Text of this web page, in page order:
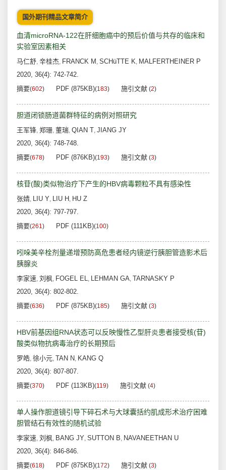
国外期刊精品文章简介
血清microRNA-122在肝细胞癌中的预后价值与共存的临床和
实验室因素相关
马仁舒, 辛桂杰, FRANCK M , SCHüTTE K, MALFERTHEINER P
2020, 36(4): 742-742.
摘要(602) PDF (875KB)(183) 施引文献 (2)
胆道闭锁肠道菌群特征的病例对照研究
王军锋, 郑珊, 董瑞, QIAN T, JIANG JY
2020, 36(4): 748-748.
摘要(678) PDF (876KB)(193) 施引文献 (3)
核苷(酸)类似物治疗下产生的HBV病毒颗粒不具有感染性
张婧, LIU Y, LIU H , HU Z
2020, 36(4): 797-797.
摘要(261) PDF (111KB)(100)
吲哚美辛栓剂量递增预防高危患者经内镜逆行胰胆管造影术后
胰腺炎
李家速, 刘枫, FOGEL EL, LEHMAN GA, TARNASKY P
2020, 36(4): 802-802.
摘要(636) PDF (875KB)(185) 施引文献 (3)
HBV前基因组RNA状态可以反映慢性乙型肝炎患者接受核(苷)
酸类似物抗病毒治疗的长期预后
罗皓, 徐小元, TAN N, KANG Q
2020, 36(4): 807-807.
摘要(370) PDF (113KB)(119) 施引文献 (4)
单人操作胆道镜引导下碎石术与大球囊括约肌成形术治疗困难
胆管结石有效性的随机试验
李家速, 刘枫, BANG JY, SUTTON B, NAVANEETHAN U
2020, 36(4): 846-846.
摘要(618) PDF (875KB)(172) 施引文献 (3)